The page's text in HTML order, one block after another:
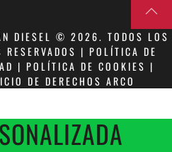
DIESEL © 2026. TODOS LOS
RESERVADOS | POLÍTICA DE
| POLÍTICA DE COOKIES |
DE DERECHOS ARCO